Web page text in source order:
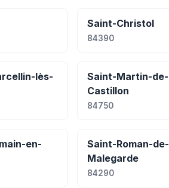
Saint-Christol
84390
lès-
Saint-Martin-de-
Castillon
84750
en-
Saint-Roman-de-
Malegarde
84290